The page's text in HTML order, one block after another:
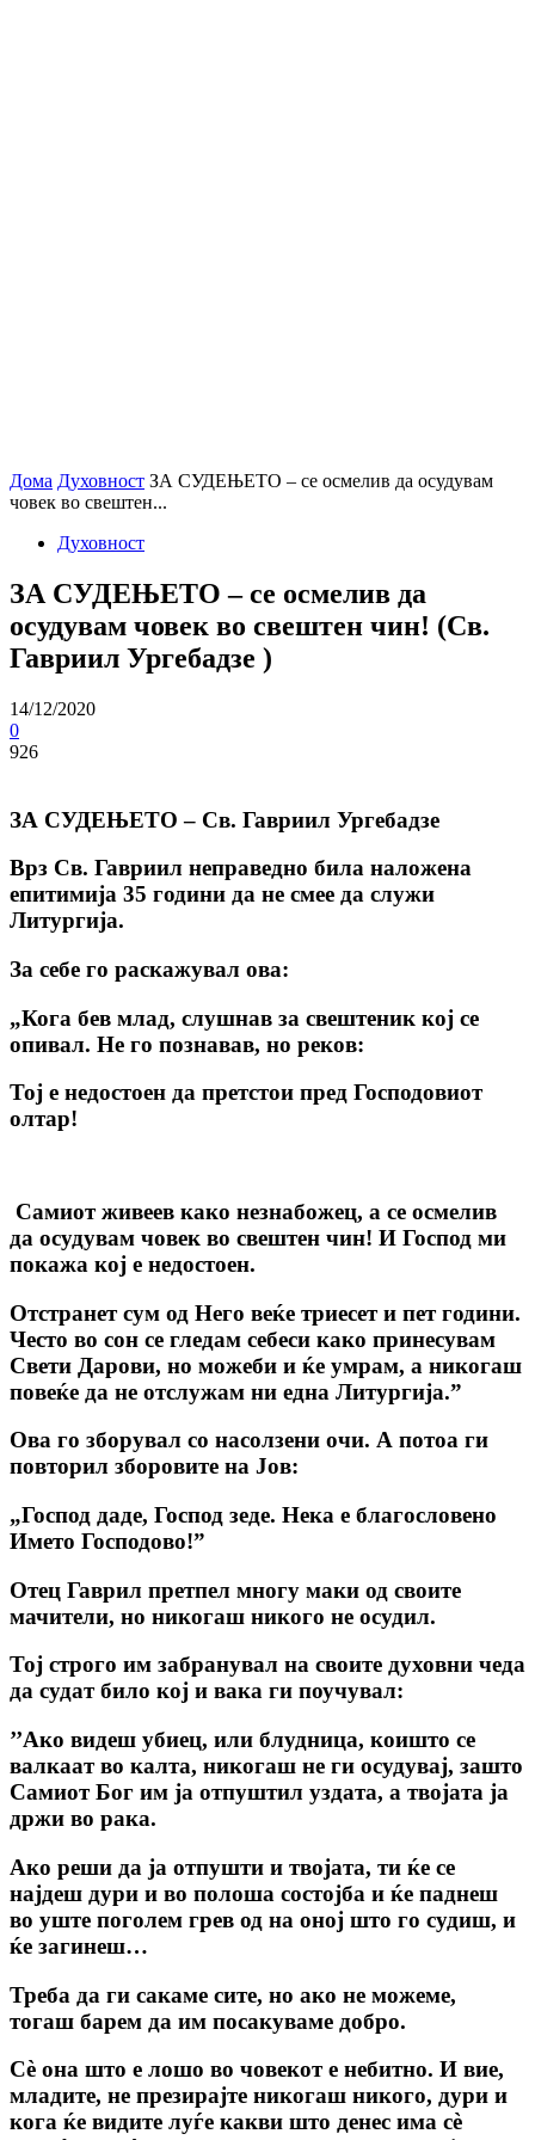
Дома Духовност ЗА СУДЕЊЕТО – се осмелив да осудувам
човек во свештен...
Духовност
ЗА СУДЕЊЕТО – се осмелив да
осудувам човек во свештен чин! (Св.
Гавриил Ургебадзе )
14/12/2020
0
926
ЗА СУДЕЊЕТО – Св. Гавриил Ургебадзе
Врз Св. Гавриил неправедно била наложена
епитимија 35 години да не смее да служи
Литургија.
За себе го раскажувал ова:
„Кога бев млад, слушнав за свештеник кој се
опивал. Не го познавав, но реков:
Тој е недостоен да претстои пред Господовиот
олтар!
Самиот живеев како незнабожец, а се осмелив
да осудувам човек во свештен чин! И Господ ми
покажа кој е недостоен.
Отстранет сум од Него веќе триесет и пет години.
Често во сон се гледам себеси како принесувам
Свети Дарови, но можеби и ќе умрам, а никогаш
повеќе да не отслужам ни една Литургија.”
Ова го зборувал со насолзени очи. А потоа ги
повторил зборовите на Јов:
„Господ даде, Господ зеде. Нека е благословено
Името Господово!”
Отец Гаврил претпел многу маки од своите
мачители, но никогаш никого не осудил.
Тој строго им забранувал на своите духовни чеда
да судат било кој и вака ги поучувал:
’’Ако видеш убиец, или блудница, коишто се
валкаат во калта, никогаш не ги осудувај, зашто
Самиот Бог им ја отпуштил уздата, а твојата ја
држи во рака.
Ако реши да ја отпушти и твојата, ти ќе се
најдеш дури и во полоша состојба и ќе паднеш
во уште поголем грев од на оној што го судиш, и
ќе загинеш…
Треба да ги сакаме сите, но ако не можеме,
тогаш барем да им посакуваме добро.
Сè она што е лошо во човекот е небитно. И вие,
младите, не презирајте никогаш никого, дури и
кога ќе видите луѓе какви што денес има сè